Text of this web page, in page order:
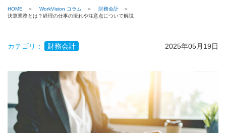
HOME WorkVision コラム
財務会計
決算業務とは？経理の仕事の流れや注意点について解説
2025年05月19日
カテゴリ： 財務会計